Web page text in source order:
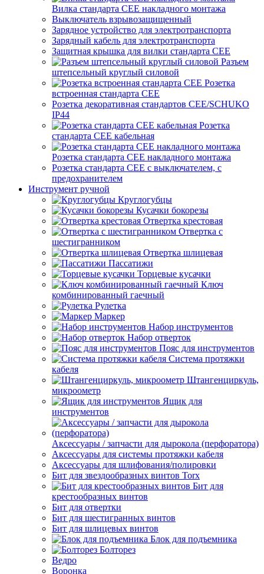
Вилка стандарта CEE накладного монтажа
Выключатель взрывозащищенный
Зарядное устройство для электротранспорта
Зарядный кабель для электротранспорта
Защитная крышка для вилки стандарта CEE
Разъем
штепсельный круглый силовой
Розетка
встроенная стандарта CEE
Розетка декоративная стандартов CEE/SCHUKO
IP44
Розетка
стандарта СЕЕ кабельная
Розетка стандарта СЕЕ накладного монтажа
Розетка стандарта СЕЕ с выключателем, с
предохранителем
Инструмент ручной
Круглогубцы
Кусачки бокорезы
Отвертка крестовая
Отвертка с
шестигранником
Отвертка шлицевая
Пассатижи
Торцевые кусачки
Ключ
комбинированный гаечный
Рулетка
Маркер
Набор инструментов
Набор отверток
Пояс для инструментов
Система протяжки
кабеля
Штангенциркуль,
микроометр
Ящик для
инструментов
Аксессуары / запчасти для дырокола (перфоратора)
Аксессуары для системы протяжки кабеля
Аксессуары для шлифования/полировки
Бит для звездообразных винтов Torx
Бит для
крестообразных винтов
Бит для отвертки
Бит для шестигранных винтов
Бит для шлицевых винтов
Блок для подъемника
Болторез
Ведро
Воронка